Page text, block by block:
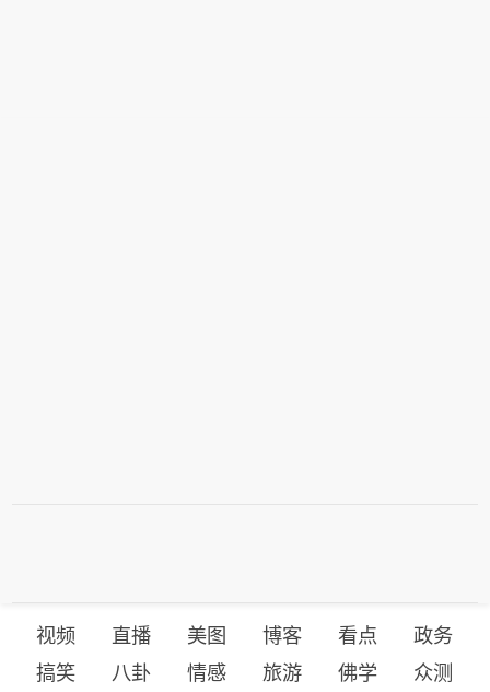
视频 直播 美图 博客 看点
政务
搞笑
八卦 情感 旅游 佛学 众测